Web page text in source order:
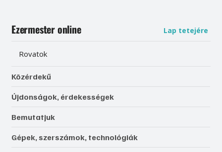
Ezermester online Lap tetejére
Rovatok
Közérdekű
Újdonságok, érdekességek
Bemutatjuk
Gépek, szerszámok, technológiák